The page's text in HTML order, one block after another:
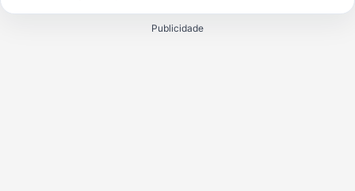
Publicidade